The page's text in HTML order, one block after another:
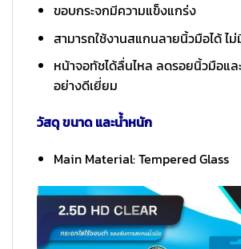
ขอบกระจกมีความแข็งแกร่ง
สามารถใช้งานสแกนลายนิ้วมือได้ ไ
หน้าจอทัชได้ลื่นไหล ลดรอยนิ้วมือแล
อย่างดีเยี่ยม
วัสดุ ขนาด และน้ำหนัก
Main Material: Tempered Glass